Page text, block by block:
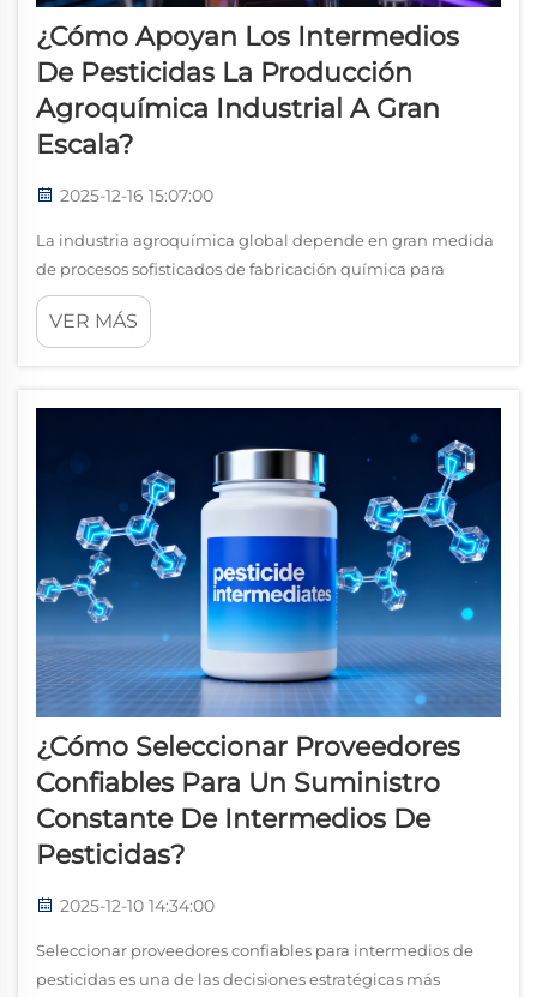
¿Cómo Apoyan Los Intermedios
De Pesticidas La Producción
Agroquímica Industrial A Gran
Escala?
2025-12-16 15:07:00
La industria agroquímica global depende en gran medida
de procesos sofisticados de fabricación química para
producir las soluciones de protección de cultivos que
alimentan a miles de millones de personas en todo el
VER MÁS
¿Cómo Seleccionar Proveedores
Confiables Para Un Suministro
Constante De Intermedios De
Pesticidas?
2025-12-10 14:34:00
Seleccionar proveedores confiables para intermedios de
pesticidas es una de las decisiones estratégicas más